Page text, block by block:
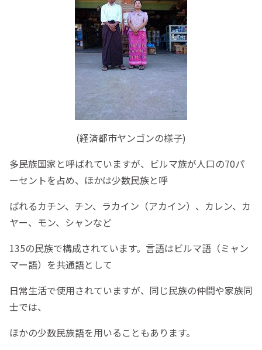
(経済都市ヤンゴンの様子)
多民族国家と呼ばれていますが、ビルマ族が人口の70パ
ーセントを占め、ほかは少数民族と呼
ばれるカチン、チン、ラカイン（アカイン）、カレン、カ
ヤー、モン、シャンなど
135の民族で構成されています。言語はビルマ語（ミャン
マー語）を共通語として
日常生活で使用されていますが、同じ民族の仲間や家族同
士では、
ほかの少数民族語を用いることもあります。